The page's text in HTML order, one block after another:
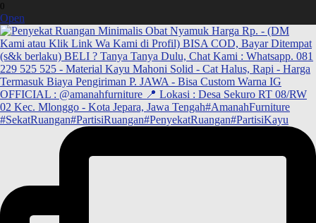
0
Open